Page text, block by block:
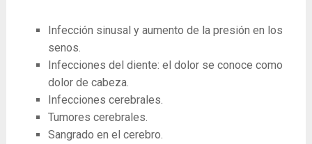
Infección sinusal y aumento de la presión en los
senos.
Infecciones del diente: el dolor se conoce como
dolor de cabeza.
Infecciones cerebrales.
Tumores cerebrales.
Sangrado en el cerebro.